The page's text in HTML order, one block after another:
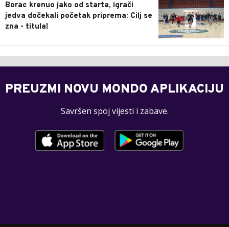
Borac krenuo jako od starta, igrači
jedva dočekali početak priprema: Cilj se
zna - titula!
PREUZMI NOVU MONDO APLIKACIJU
Savršen spoj vijesti i zabave.